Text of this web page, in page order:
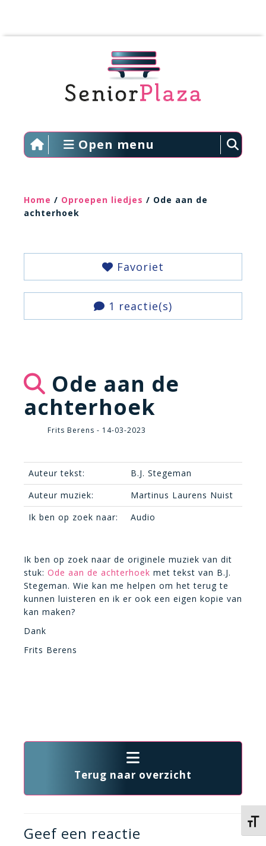
Open menu
Home / Oproepen liedjes / Ode aan de
achterhoek
Favoriet
1 reactie(s)
Ode aan de
achterhoek
Frits Berens - 14-03-2023
Auteur tekst:
B.J. Stegeman
Auteur muziek:
Martinus Laurens Nuist
Ik ben op zoek naar:
Audio
Ik ben op zoek naar de originele muziek van dit
stuk: Ode aan de achterhoek met tekst van B.J.
Stegeman. Wie kan me helpen om het terug te
kunnen luisteren en ik er ook een eigen kopie van
kan maken?
Dank
Frits Berens
Terug naar overzicht
Geef een reactie